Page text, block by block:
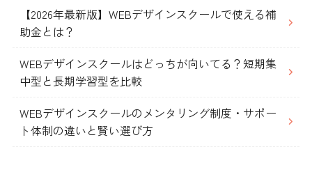
【2026年最新版】WEBデザインスクールで使える補
助金とは？
WEBデザインスクールはどっちが向いてる？短期集
中型と長期学習型を比較
WEBデザインスクールのメンタリング制度・サポー
ト体制の違いと賢い選び方